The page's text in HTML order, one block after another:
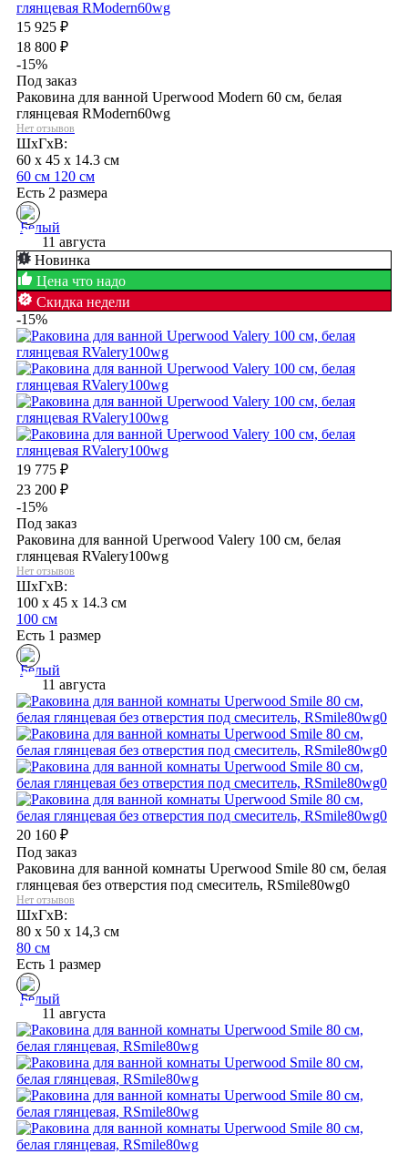
15 925 ₽
18 800 ₽
-15%
Под заказ
Раковина для ванной Uperwood Modern 60 см, белая
глянцевая RModern60wg
Нет отзывов
ШхГхВ:
60 x 45 x 14.3 см
60 см 120 см
Есть 2 размера
11 августа
Новинка
Цена что надо
Скидка недели
-15%
19 775 ₽
23 200 ₽
-15%
Под заказ
Раковина для ванной Uperwood Valery 100 см, белая
глянцевая RValery100wg
Нет отзывов
ШхГхВ:
100 x 45 x 14.3 см
100 см
Есть 1 размер
11 августа
20 160 ₽
Под заказ
Раковина для ванной комнаты Uperwood Smile 80 см, белая
глянцевая без отверстия под смеситель, RSmile80wg0
Нет отзывов
ШхГхВ:
80 x 50 x 14,3 см
80 см
Есть 1 размер
11 августа